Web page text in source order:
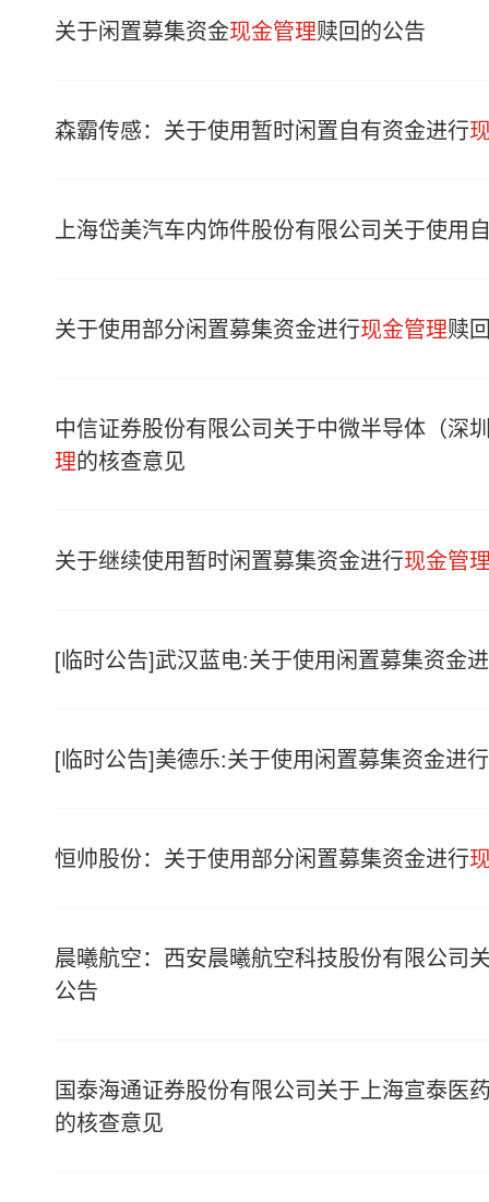
关于闲置募集资金现金管理赎回的公告
森霸传感：关于使用暂时闲置自有资金进行
上海岱美汽车内饰件股份有限公司关于使用
关于使用部分闲置募集资金进行现金管理赎
中信证券股份有限公司关于中微半导体（深
理的核查意见
关于继续使用暂时闲置募集资金进行现金管
[临时公告]武汉蓝电:关于使用闲置募集资金
[临时公告]美德乐:关于使用闲置募集资金进行
恒帅股份：关于使用部分闲置募集资金进行
晨曦航空：西安晨曦航空科技股份有限公司
公告
国泰海通证券股份有限公司关于上海宣泰医
的核查意见